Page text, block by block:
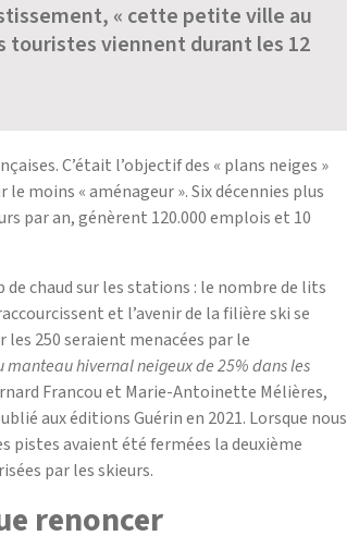
« cette petite ville au
viennent durant les 12
C’était l’objectif des « plans neiges »
moins « aménageur ». Six décennies plus
par an, génèrent 120.000 emplois et 10
de chaud sur les stations : le nombre de lits
et l’avenir de la filière ski se
250 seraient menacées par le
manteau hivernal neigeux de 25% dans les
Francou et Marie-Antoinette Mélières,
aux éditions Guérin en 2021. Lorsque nous
pistes avaient été fermées la deuxième
par les skieurs.
renoncer